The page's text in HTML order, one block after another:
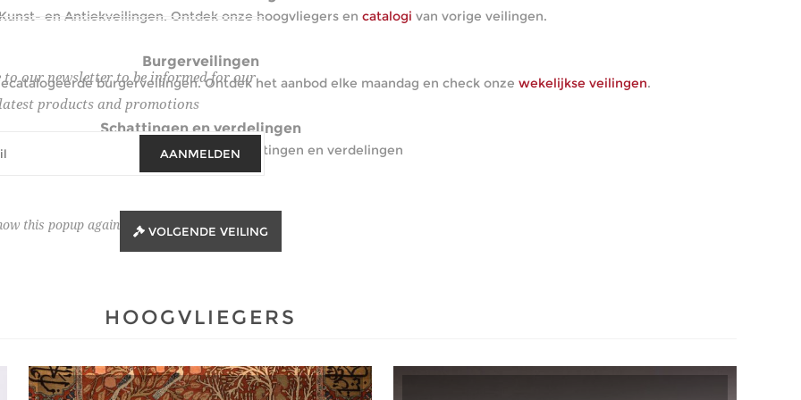
en Antiekveilingen. Ontdek onze hoogvliegers en catalogi van vorige veilingen.
Burgerveilingen
burgerveilingen. Ontdek het aanbod elke maandag en check onze wekelijkse veilingen.
Schattingen en verdelingen
ons voor begeleiding bij schattingen en verdelingen
VOLGENDE VEILING
HOOGVLIEGERS
to our newsletter to be informed for our
latest products and promotions
AANMELDEN
this popup again